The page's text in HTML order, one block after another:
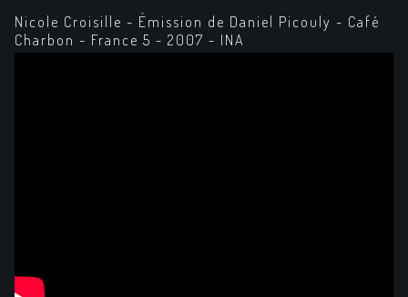
Nicole Croisille - Émission de Daniel Picouly - Café
Charbon - France 5 - 2007 - INA